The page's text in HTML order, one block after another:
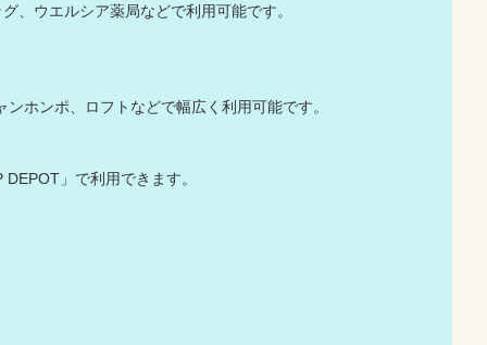
、ウエルシア薬局などで利用可能です。
ホンポ、ロフトなどで幅広く利用可能です。
」で利用できます。